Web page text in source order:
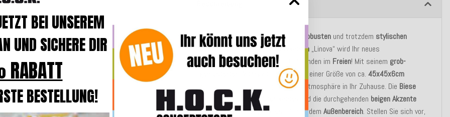
Sie sind auf der Suche nach einem robusten und trotzdem stylischen
Outdoor-Sitzkissen ? DasSitzkissen „Linova“ wird Ihr neues
Lieblingspolsterfür entspannte Stunden im Freien! Mit seinem grob-
-Farbton und einer Größe von ca.45x45x6cm
zaubert es sofort eine gemütliche Atmosphäre in Ihr Zuhause. Die Biese
rundum das
Outdoor-Stuhlkissen und die durchgehenden beigenAkzente
bieten einstimmungsvolles Bild in jedemAußenbereich. Stellen Sie sich vor,
BEI UNSEREM
UND SICHERE DIR
BESTELLUNG!